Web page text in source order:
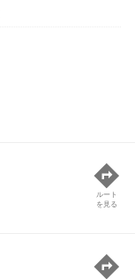
ルート
を見る